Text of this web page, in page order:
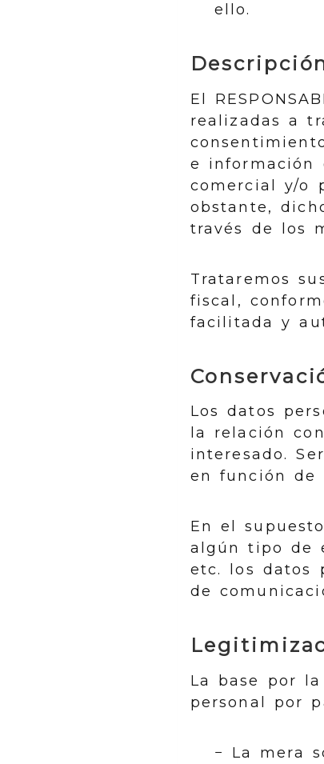
ello.
El
realizadas a
e información
comercial y/o
obstante,
través de los
Trataremos
fiscal,
facilitada y
Los datos
la relación
interesado.
en función de
En el
algún tipo de
etc. los datos
de
La base por
personal por
− La mera